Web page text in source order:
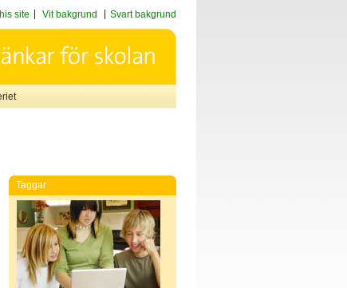
site Vit bakgrund Svart bakgrund
Taggar